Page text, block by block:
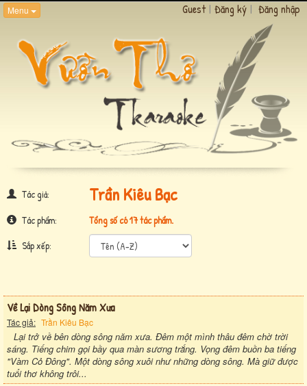
Menu Guest | Đăng ký | Đăng nhập
Tác giả: Trần Kiêu Bạc
Tác phẩm:
Tổng số có 17 tác phẩm.
Sắp xếp:
Về Lại Dòng Sông Năm Xưa
Tác giả: Trần Kiêu Bạc
Lại trở về bên dòng sông năm xưa. Đêm một mình thâu đêm chờ trời
sáng. Tiếng chim gọi bầy qua màn sương trắng. Vọng đêm buồn ba tiếng
"Vàm Cỏ Đông". Một dòng sông xuôi như những dòng sông. Mà giữ được
tuổi thơ không trôi...